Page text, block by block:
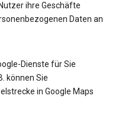
ihre Geschäfte
Daten an
Dienste für Sie
können Sie
in Google Maps